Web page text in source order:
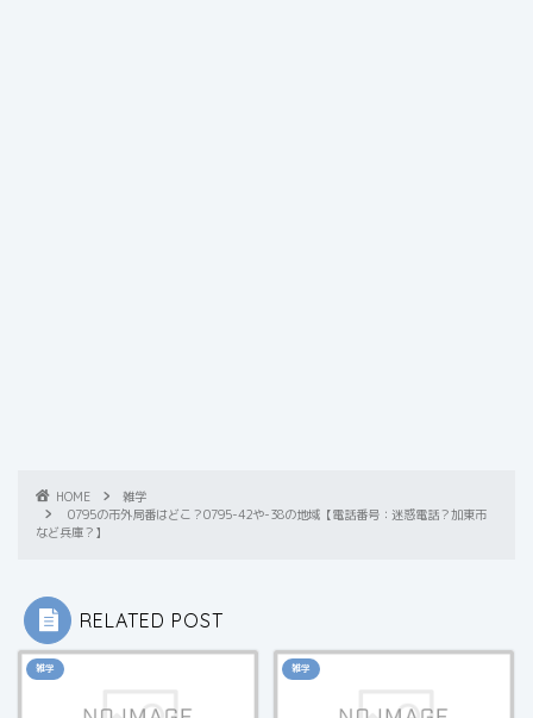
HOME
雑学
0795の市外局番はどこ？0795-42や-38の地域【電話番号：迷惑電話？加東市
など兵庫？】
RELATED POST
雑学 雑学